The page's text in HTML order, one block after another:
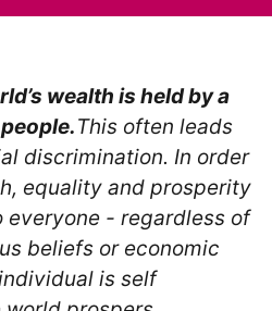
wealth is held by a
This often leads
discrimination. In order
equality and prosperity
everyone - regardless of
beliefs or economic
is self